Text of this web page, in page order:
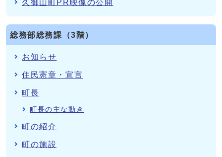
久御山町PR映像の公開
総務部総務課（3階）
お知らせ
住民憲章・宣言
町長
町長の主な動き
町の紹介
町の施設